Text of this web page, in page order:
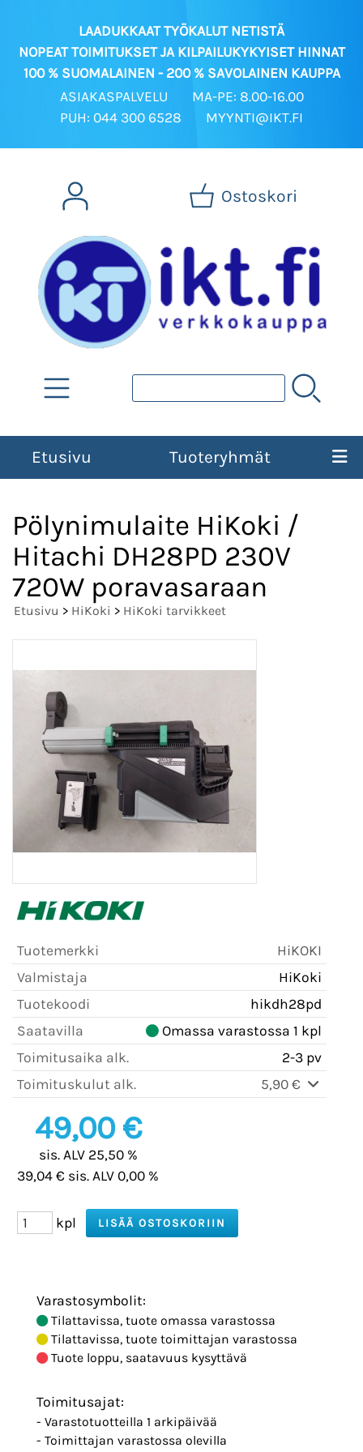
LAADUKKAAT TYÖKALUT NETISTÄ
NOPEAT TOIMITUKSET JA KILPAILUKYKYISET HINNAT
100 % SUOMALAINEN - 200 % SAVOLAINEN KAUPPA
ASIAKASPALVELU
MA-PE: 8.00-16.00
PUH: 044 300 6528
MYYNTI@IKT.FI
Ostoskori
Etusivu Tuoteryhmät
Pölynimulaite HiKoki /
Hitachi DH28PD 230V
720W poravasaraan
Etusivu > HiKoki > HiKoki tarvikkeet
Tuotemerkki
HiKOKI
Valmistaja
HiKoki
Tuotekoodi
hikdh28pd
Saatavilla
Omassa varastossa 1 kpl
Toimitusaika alk.
2-3 pv
Toimituskulut alk.
5,90 €
49,00 €
sis. ALV 25,50 %
39,04 € sis. ALV 0,00 %
kpl
Varastosymbolit:
Tilattavissa, tuote omassa varastossa
Tilattavissa, tuote toimittajan varastossa
Tuote loppu, saatavuus kysyttävä
Toimitusajat:
- Varastotuotteilla 1 arkipäivää
- Toimittajan varastossa olevilla